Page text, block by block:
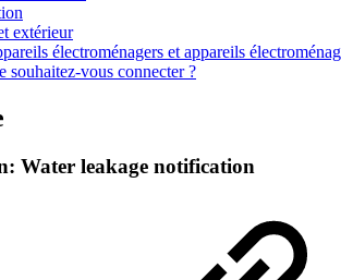
extérieur
électroménagers et appareils
souhaitez-vous connecter ?
Water leakage notification